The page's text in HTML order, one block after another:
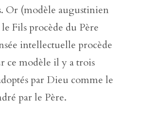
Or (modèle augustinien
Fils procède du Père
intellectuelle procède
ce modèle il y a trois
par Dieu comme le
par le Père.